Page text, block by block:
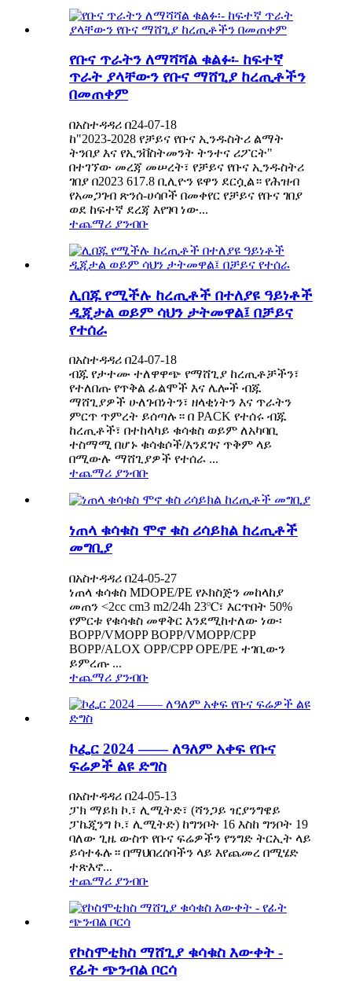
የቡና ጥራትን ለማሻሻል ቁልፉ፡- ከፍተኛ
ጥራት ያላቸውን የቡና ማሸጊያ ከረጢቶችን
በመጠቀም
በአስተዳዳሪ በ24-07-18
ከ"2023-2028 የቻይና የቡና ኢንዱስትሪ ልማት
ትንበያ እና የኢንቨስትመንት ትንተና ሪፖርት"
በተገኘው መረጃ መሠረት፣ የቻይና የቡና ኢንዱስትሪ
ገበያ በ2023 617.8 ቢሊዮን ዩዋን ደርሷል። የሕዝብ
የአመጋገብ ጽንሰ-ሀሳቦች በመቀየር የቻይና የቡና ገበያ
ወደ ከፍተኛ ደረጃ እየገባ ነው...
ተጨማሪ ያንብቡ
ሊበጁ የሚችሉ ከረጢቶች በተለያዩ ዓይነቶች
ዲጂታል ወይም ሳህን ታትመዋል፤ በቻይና
የተሰራ
በአስተዳዳሪ በ24-07-18
ብጁ የታተሙ ተለዋዋጭ የማሸጊያ ከረጢቶቻችን፣
የተለበጡ የጥቅል ፊልሞች እና ሌሎች ብጁ
ማሸጊያዎች ሁለገብነትን፣ ዘላቂነትን እና ጥራትን
ምርጥ ጥምረት ይሰጣሉ። በ PACK የተሰሩ ብጁ
ከረጢቶች፣ በተከላካይ ቁሳቁስ ወይም ለአካባቢ
ተስማሚ በሆኑ ቁሳቁሶች/እንደገና ጥቅም ላይ
በሚውሉ ማሸጊያዎች የተሰራ ...
ተጨማሪ ያንብቡ
ነጠላ ቁሳቁስ ሞኖ ቁስ ሪሳይክል ከረጢቶች
መግቢያ
በአስተዳዳሪ በ24-05-27
ነጠላ ቁሳቁስ MDOPE/PE የኦክስጅን መከላከያ
መጠን <2cc cm3 m2/24h 23℃፣ እርጥበት 50%
የምርቱ የቁሳቁስ መዋቅር እንደሚከተለው ነው፡
BOPP/VMOPP BOPP/VMOPP/CPP
BOPP/ALOX OPP/CPP OPE/PE ተገቢውን
ይምረጡ ...
ተጨማሪ ያንብቡ
ኮፌር 2024 —— ለዓለም አቀፍ የቡና
ፍሬዎች ልዩ ድግስ
በአስተዳዳሪ በ24-05-13
ፓክ ማይክ ኮ.፣ ሊሚትድ፣ (ሻንጋይ ዢያንግዌይ
ፓኬጂንግ ኮ.፣ ሊሚትድ) ከግንቦት 16 እስከ ግንቦት 19
ባለው ጊዜ ውስጥ የቡና ፍሬዎችን የንግድ ትርኢት ላይ
ይሳተፋሉ። በማህበረሰባችን ላይ እየጨመረ በሚሄድ
ተጽእኖ...
ተጨማሪ ያንብቡ
የኮስሞቲክስ ማሸጊያ ቁሳቁስ እውቀት -
የፊት ጭንብል ቦርሳ